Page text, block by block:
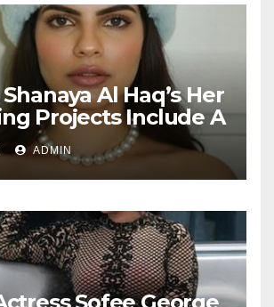
Al Haq’s Her
Projects Include A
Film, Music
A Television
ADMIN